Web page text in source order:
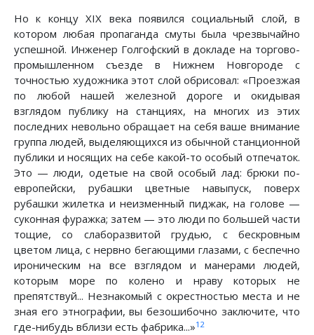
Но к концу XIX века появился социальный слой, в
котором любая пропаганда смуты была чрезвычайно
успешной. Инженер Голгофский в докладе на торгово-
промышленном съезде в Нижнем Новгороде с
точностью художника этот слой обрисовал: «Проезжая
по любой нашей железной дороге и окидывая
взглядом публику на станциях, на многих из этих
последних невольно обращает на себя ваше внимание
группа людей, выделяющихся из обычной станционной
публики и носящих на себе какой-то особый отпечаток.
Это — люди, одетые на свой особый лад: брюки по-
европейски, рубашки цветные навыпуск, поверх
рубашки жилетка и неизменный пиджак, на голове —
суконная фуражка; затем — это люди по большей части
тощие, со слаборазвитой грудью, с бескровным
цветом лица, с нервно бегающими глазами, с беспечно
ироническим на все взглядом и манерами людей,
которым море по колено и нраву которых не
препятствуй... Незнакомый с окрестностью места и не
зная его этнографии, вы безошибочно заключите, что
где-нибудь вблизи есть фабрика...»12